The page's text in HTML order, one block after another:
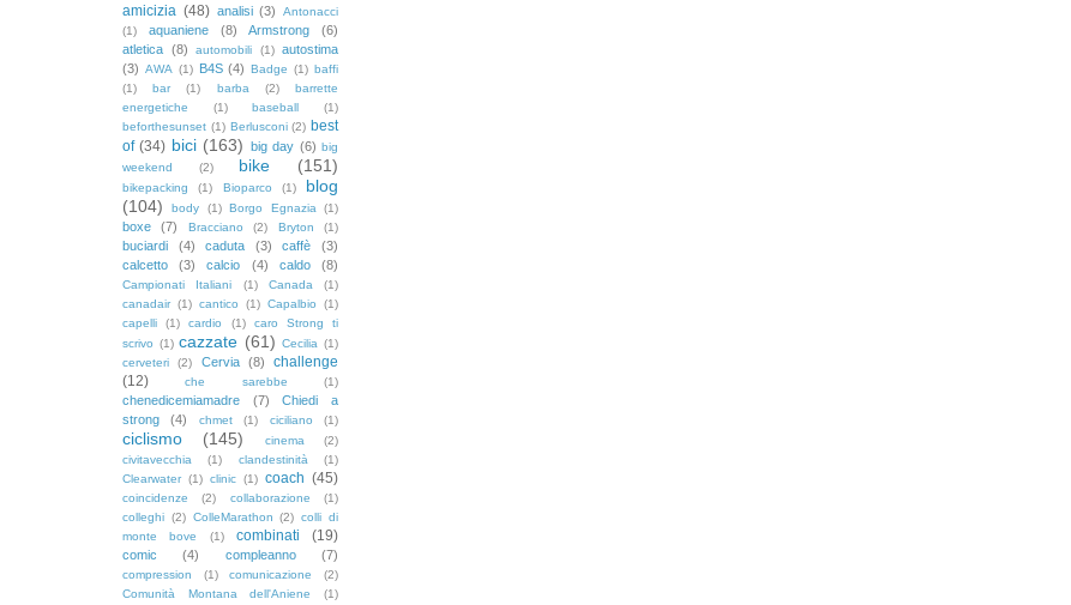
amicizia (48) analisi (3)
Antonacci
(1)
aquaniene (8) Armstrong
(6)
atletica (8) automobili (1) autostima
(3) AWA (1) B4S (4) Badge (1) baffi
(1)
bar (1) barba (2)
barrette
energetiche
(1) baseball
(1)
beforthesunset (1) Berlusconi (2) best
of (34) bici (163) big day (6) big
weekend
(2) bike (151)
bikepacking (1) Bioparco (1)
blog
(104)
body (1) Borgo Egnazia (1)
boxe (7) Bracciano (2) Bryton (1)
buciardi (4) caduta (3) caffè
(3)
calcetto
(3) calcio (4) caldo (8)
Campionati Italiani (1) Canada
(1)
canadair (1) cantico (1) Capalbio
(1)
capelli
(1) cardio (1)
caro Strong ti
scrivo (1) cazzate (61) Cecilia (1)
cerveteri
(2) Cervia (8)
challenge
(12)
che sarebbe (1)
chenedicemiamadre (7)
Chiedi a
strong
(4) chmet (1) ciciliano (1)
ciclismo (145) cinema
(2)
civitavecchia
(1) clandestinità
(1)
Clearwater (1) clinic (1) coach (45)
coincidenze (2) collaborazione
(1)
colleghi (2) ColleMarathon (2) colli di
monte bove
(1) combinati (19)
comic (4) compleanno (7)
compression (1) comunicazione
(2)
Comunità Montana dell'Aniene
(1)